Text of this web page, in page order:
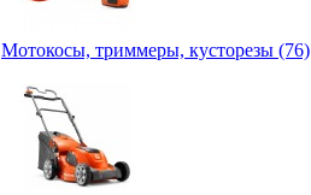
Мотокосы, триммеры, кусторезы (76)